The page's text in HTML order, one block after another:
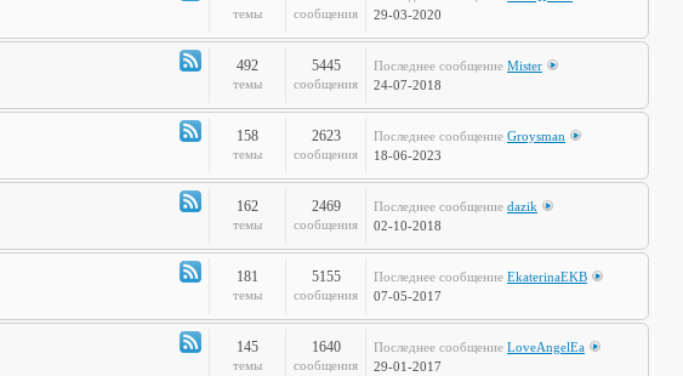
Канал
-
темы сообщения
29-03-2020
Канал
-
Жизнь
492
темы
5445
сообщения
Последнее сообщение Mister
24-07-2018
Канал
-
158
темы
2623
сообщения
Последнее сообщение Groysman
18-06-2023
Канал
-
162
темы
2469
сообщения
Последнее сообщение dazik
02-10-2018
Канал
-
Time2Burn
181
темы
5155
сообщения
Последнее сообщение EkaterinaEKB
07-05-2017
Канал
145
темы
1640
сообщения
Последнее сообщение LoveAngelEa
29-01-2017